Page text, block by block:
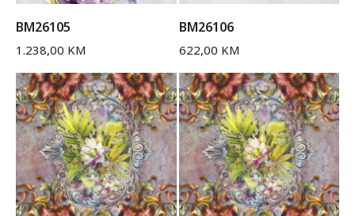
BM26105
1.238,00 KM
BM26106
622,00 KM